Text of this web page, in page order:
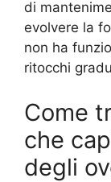
di
evolvere la
non ha
ritocchi
Come
che
degli